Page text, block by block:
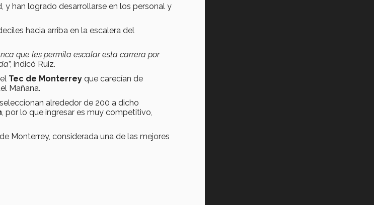
han logrado desarrollarse en los personal y
hacia arriba en la escalera del
que les permita escalar esta carrera por
”, indicó Ruiz.
Tec de Monterrey que carecían de
Mañana.
alrededor de 200 a dicho
, por lo que ingresar es muy competitivo,
Monterrey, considerada una de las mejores